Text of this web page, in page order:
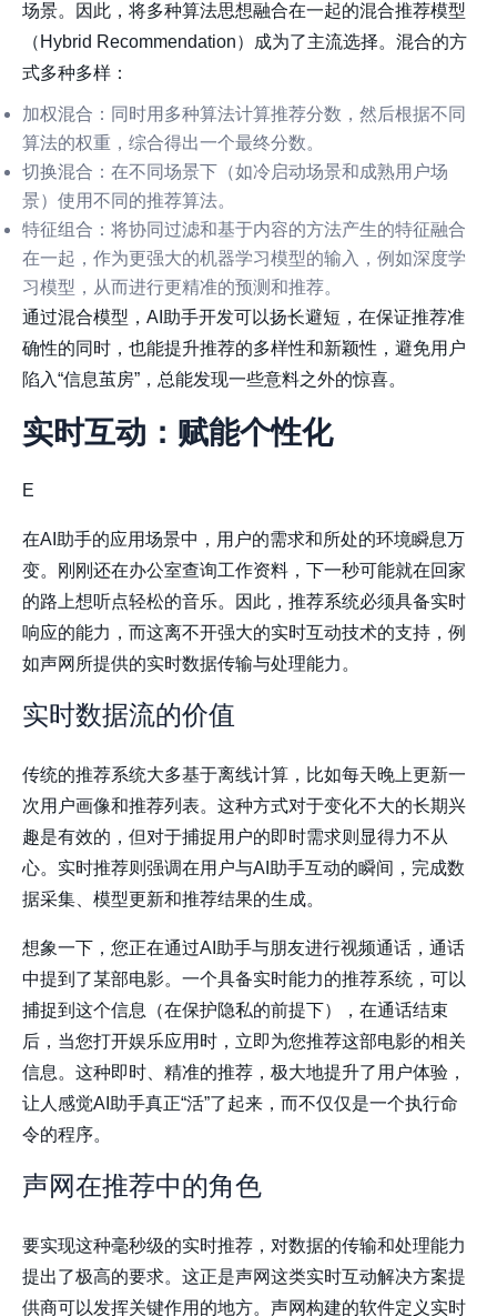
场景。因此，将多种算法思想融合在一起的混合推荐模型
（Hybrid Recommendation）成为了主流选择。混合的方
式多种多样：
加权混合 ：同时用多种算法计算推荐分数，然后根据不同
算法的权重，综合得出一个最终分数。
切换混合 ：在不同场景下（如冷启动场景和成熟用户场
景）使用不同的推荐算法。
特征组合 ：将协同过滤和基于内容的方法产生的特征融合
在一起，作为更强大的机器学习模型的输入，例如深度学
习模型，从而进行更精准的预测和推荐。
通过混合模型，AI助手开发可以扬长避短，在保证推荐准
确性的同时，也能提升推荐的多样性和新颖性，避免用户
陷入“信息茧房”，总能发现一些意料之外的惊喜。
实时互动：赋能个性化
E
在AI助手的应用场景中，用户的需求和所处的环境瞬息万
变。刚刚还在办公室查询工作资料，下一秒可能就在回家
的路上想听点轻松的音乐。因此，推荐系统必须具备实时
响应的能力，而这离不开强大的实时互动技术的支持，例
如声网 所提供的实时数据传输与处理能力。
实时数据流的价值
传统的推荐系统大多基于离线计算，比如每天晚上更新一
次用户画像和推荐列表。这种方式对于变化不大的长期兴
趣是有效的，但对于捕捉用户的即时需求则显得力不从
心。实时推荐则强调在用户与AI助手互动的瞬间，完成数
据采集、模型更新和推荐结果的生成。
想象一下，您正在通过AI助手与朋友进行视频通话，通话
中提到了某部电影。一个具备实时能力的推荐系统，可以
捕捉到这个信息（在保护隐私的前提下），在通话结束
后，当您打开娱乐应用时，立即为您推荐这部电影的相关
信息。这种即时、精准的推荐，极大地提升了用户体验，
让人感觉AI助手真正“活”了起来，而不仅仅是一个执行命
令的程序。
声网在推荐中的角色
要实现这种毫秒级的实时推荐，对数据的传输和处理能力
提出了极高的要求。这正是声网这类实时互动解决方案提
供商可以发挥关键作用的地方。 声网构建的软件定义实时